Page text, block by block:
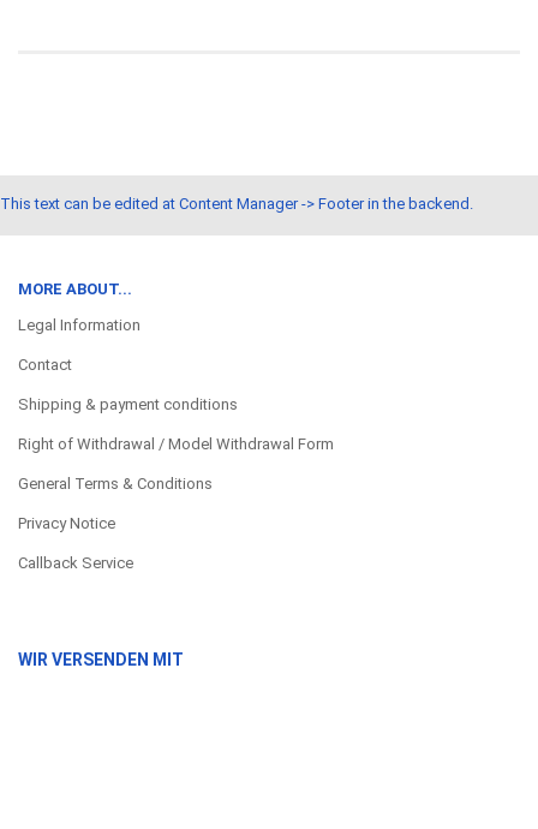
This text can be edited at Content Manager -> Footer in the backend.
MORE ABOUT...
Legal Information
Contact
Shipping & payment conditions
Right of Withdrawal / Model Withdrawal Form
General Terms & Conditions
Privacy Notice
Callback Service
WIR VERSENDEN MIT